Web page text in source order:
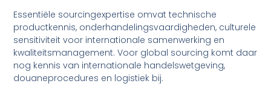
Essentiële sourcingexpertise omvat technische
productkennis, onderhandelingsvaardigheden, culturele
sensitiviteit voor internationale samenwerking en
kwaliteitsmanagement. Voor global sourcing komt daar
nog kennis van internationale handelswetgeving,
douaneprocedures en logistiek bij.